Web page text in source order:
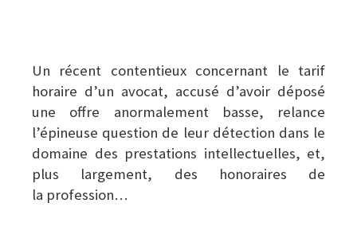
Un récent contentieux concernant le tarif
horaire d’un avocat, accusé d’avoir déposé
une offre anormalement basse, relance
l’épineuse question de leur détection dans le
domaine des prestations intellectuelles, et,
plus largement, des honoraires de
la profession…